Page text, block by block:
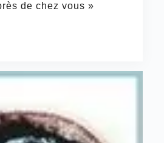
de chez vous »